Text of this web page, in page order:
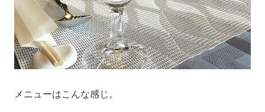
メニューはこんな感じ。